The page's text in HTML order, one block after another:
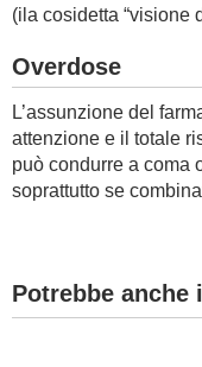
(ila cosidetta “visione
Overdose
L’assunzione del
attenzione e il totale
può condurre a coma
soprattutto se
Potrebbe anche